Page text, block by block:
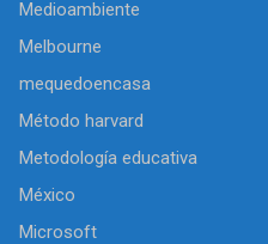
Medioambiente
Melbourne
mequedoencasa
Método harvard
Metodología educativa
México
Microsoft